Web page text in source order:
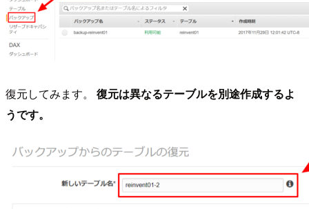
復元してみます。 復元は異なるテーブルを別途作成するよ
うです。